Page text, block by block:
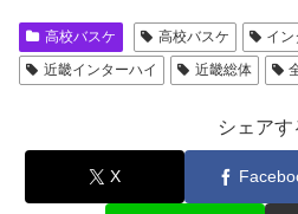
高校バスケ 高校バスケ
イ
近畿インターハイ
近畿総体
シェアす
X